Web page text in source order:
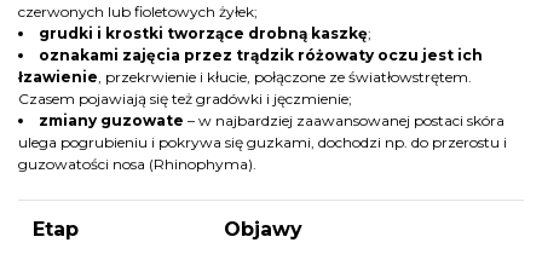
czerwonych lub fioletowych żyłek;
grudki i krostki tworzące drobną kaszkę;
oznakami zajęcia przez trądzik różowaty oczu jest ich
łzawienie, przekrwienie i kłucie, połączone ze światłowstrętem.
Czasem pojawiają się też gradówki i jęczmienie;
zmiany guzowate – w najbardziej zaawansowanej postaci skóra
ulega pogrubieniu i pokrywa się guzkami, dochodzi np. do przerostu i
guzowatości nosa (Rhinophyma).
Etap Objawy